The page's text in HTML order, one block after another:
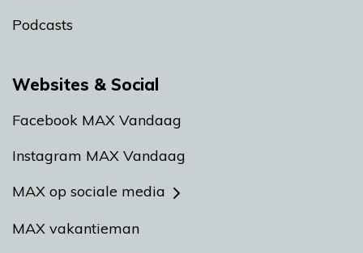
Podcasts
Websites & Social
Facebook MAX Vandaag
Instagram MAX Vandaag
MAX op sociale media
MAX vakantieman